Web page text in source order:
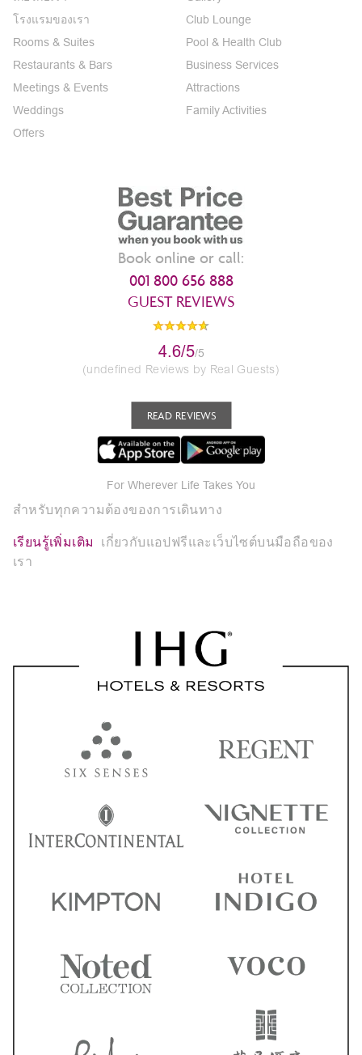
โรงแรมของเรา
Rooms & Suites
Restaurants & Bars
Meetings & Events
Weddings
Offers
Club Lounge
Pool & Health Club
Business Services
Attractions
Family Activities
Book online or call:
001 800 656 888
GUEST REVIEWS
4.6/5/5
(undefined Reviews by Real Guests)
READ REVIEWS
For Wherever Life Takes You
สำหรับทุกความต้องของการเดินทาง
เรียนรู้เพิ่มเติม
เกี่ยวกับแอปฟรีและเว็บไซต์บนมือถือของ
เรา